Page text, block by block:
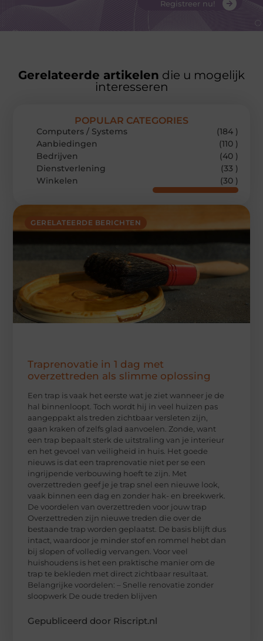
Registreer nu!
Gerelateerde artikelen die u mogelijk
interesseren
GERELATEERDE BERICHTEN
Traprenovatie in 1 dag met
overzettreden als slimme oplossing
Een trap is vaak het eerste wat je ziet wanneer je de
hal binnenloopt. Toch wordt hij in veel huizen pas
aangeppakt als treden zichtbaar versleten zijn,
gaan kraken of zelfs glad aanvoelen. Zonde, want
een trap bepaalt sterk de uitstraling van je interieur
en het gevoel van veiligheid in huis. Het goede
nieuws is dat een traprenovatie niet per se een
ingrijpende verbouwing hoeft te zijn. Met
overzettreden geef je je trap snel een nieuwe look,
vaak binnen een dag en zonder hak- en breekwerk.
De voordelen van overzettreden voor jouw trap
Overzettreden zijn nieuwe treden die over de
bestaande trap worden geplaatst. De basis blijft dus
intact, waardoor je minder stof en rommel hebt dan
bij slopen of volledig vervangen. Voor veel
huishoudens is het een praktische manier om de
trap te bekleden met direct zichtbaar resultaat.
Belangrijke voordelen: – Snelle renovatie zonder
sloopwerk De oude treden blijven
Gepubliceerd door Riscript.nl
POPULAR CATEGORIES
Computers / Systems
(184 )
Aanbiedingen
(110 )
Bedrijven
(40 )
Dienstverlening
(33 )
Winkelen
(30 )